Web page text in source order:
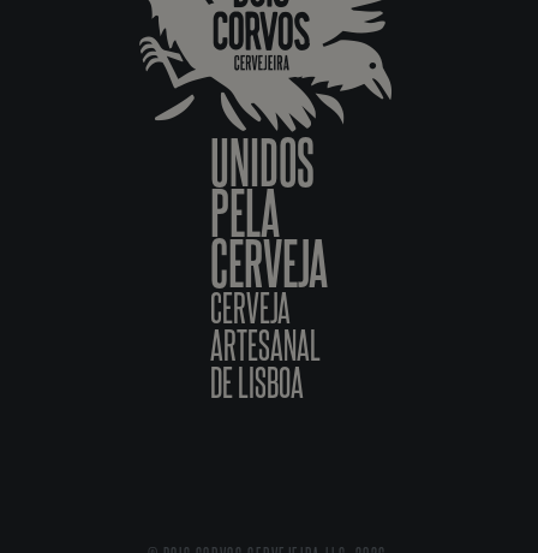
UNIDOS
PELA
CERVEJA
CERVEJA
ARTESANAL
DE LISBOA